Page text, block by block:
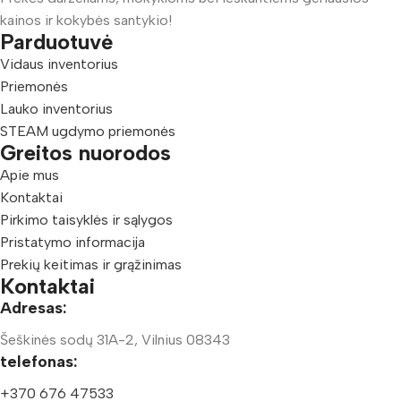
kainos ir kokybės santykio!
Parduotuvė
Vidaus inventorius
Priemonės
Lauko inventorius
STEAM ugdymo priemonės
Greitos nuorodos
Apie mus
Kontaktai
Pirkimo taisyklės ir sąlygos
Pristatymo informacija
Prekių keitimas ir grąžinimas
Kontaktai
Adresas:
Šeškinės sodų 31A-2, Vilnius 08343
telefonas:
+370 676 47533